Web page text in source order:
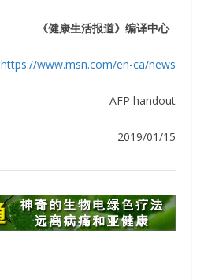
《健康生活报道》编译中心
https://www.msn.com/en-ca/news
AFP handout
2019/01/15